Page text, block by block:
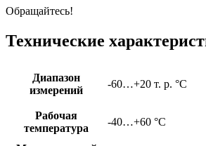
Обращайтесь!
Технические
Диапазон
измерений
-60…+20 т. р. °C
Рабочая
температура
-40…+60 °C